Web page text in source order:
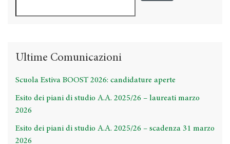
Ultime Comunicazioni
Scuola Estiva BOOST 2026: candidature aperte
Esito dei piani di studio A.A. 2025/26 – laureati marzo
2026
Esito dei piani di studio A.A. 2025/26 – scadenza 31 marzo
2026